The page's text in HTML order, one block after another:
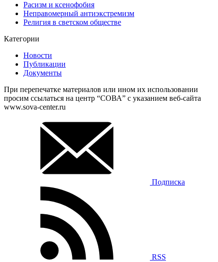
Расизм и ксенофобия
Неправомерный антиэкстремизм
Религия в светском обществе
Категории
Новости
Публикации
Документы
При перепечатке материалов или ином их использовании
просим ссылаться на центр “СОВА” с указанием веб-сайта
www.sova-center.ru
Подписка
RSS